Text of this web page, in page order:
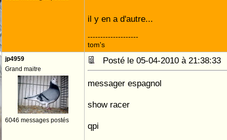
il y en a d'autre...
--------------------
tom's
jp4959
Grand maitre
6046 messages postés
Posté le 05-04-2010 à
messager espagnol
show racer
qpi